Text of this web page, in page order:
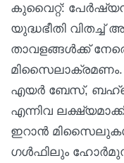
കുവൈറ്റ്:
യുദ്ധഭീതി വിതച്ച്
താവളങ്ങൾക്ക്
എയർ ബേസ്,
എന്നിവ
ഇറാൻ
ഗൾഫിലും